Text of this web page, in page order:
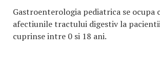
Gastroenterologia pediatrica se ocupa
afectiunile tractului digestiv la
cuprinse intre 0 si 18 ani.